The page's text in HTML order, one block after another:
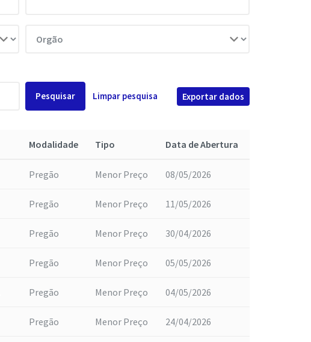
Pesquisar Limpar pesquisa Exportar dados
Modalidade Tipo Data de Abertura
Pregão Menor Preço 08/05/2026
Pregão Menor Preço 11/05/2026
Pregão Menor Preço 30/04/2026
Pregão Menor Preço 05/05/2026
Pregão Menor Preço 04/05/2026
Pregão Menor Preço 24/04/2026